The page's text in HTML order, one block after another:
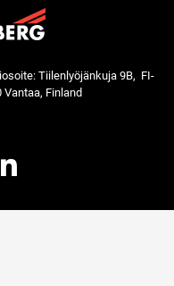
Tiilenlyöjänkuja 9B, FI-
Vantaa, Finland
LinkedIn